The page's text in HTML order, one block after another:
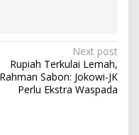
Next post
Rupiah Terkulai Lemah,
Rahman Sabon: Jokowi-JK
Perlu Ekstra Waspada